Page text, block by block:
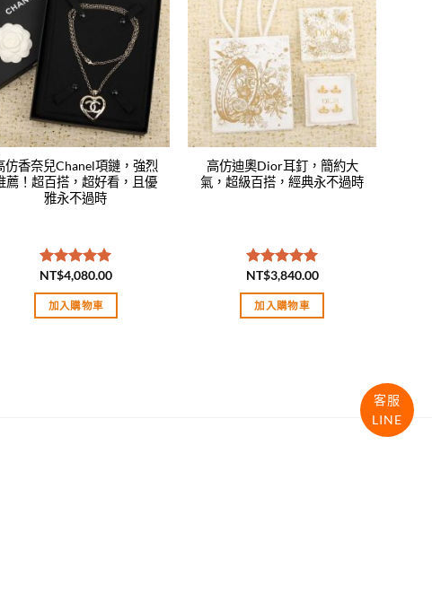
Add to
wishlist
仿香奈兒Chanel項鏈，強烈
薦！超百搭，超好看，且優
雅永不過時
評分5.00
滿分 5
NT$4,080.00
加入購物車
Add to
wishlist
高仿迪奧Dior耳釘，簡約大
氣，超級百搭，經典永不過時
評分5.00
滿分 5
NT$3,840.00
加入購物車
客服
LINE